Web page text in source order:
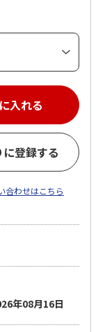
入れる
登録する
合わせはこちら
年08月16日